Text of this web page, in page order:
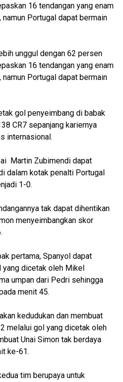
16 tendangan yang enam
Portugal dapat bermain
unggul dengan 62 persen
16 tendangan yang enam
Portugal dapat bermain
gol penyeimbang di babak
CR7 sepanjang kariernya
internasional.
Martin Zubimendi dapat
dalam kotak penalti Portugal
1-0.
tak dapat dihentikan
menyeimbangkan skor
pertama, Spanyol dapat
yang dicetak oleh Mikel
umpan dari Pedri sehingga
menit 45.
kedudukan dan membuat
melalui gol yang dicetak oleh
Unai Simon tak berdaya
ke-61.
tim berupaya untuk